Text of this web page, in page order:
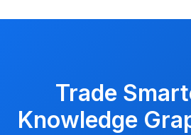
Trade
Knowledge